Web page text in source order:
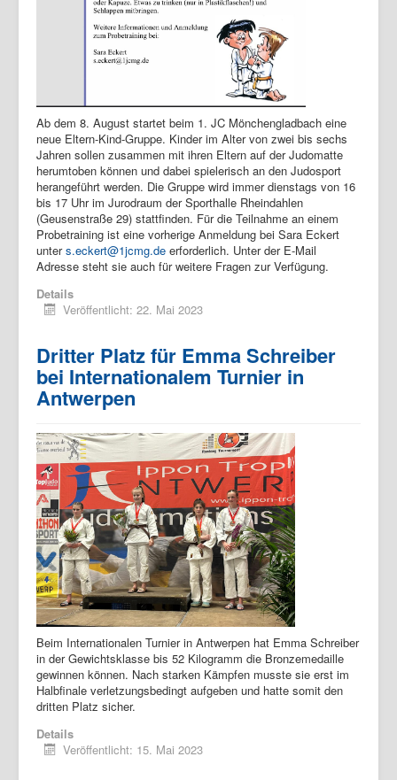
Ab dem 8. August startet beim 1. JC Mönchengladbach eine
neue Eltern-Kind-Gruppe. Kinder im Alter von zwei bis sechs
Jahren sollen zusammen mit ihren Eltern auf der Judomatte
herumtoben können und dabei spielerisch an den Judosport
herangeführt werden. Die Gruppe wird immer dienstags von 16
bis 17 Uhr im Jurodraum der Sporthalle Rheindahlen
(Geusenstraße 29) stattfinden. Für die Teilnahme an einem
Probetraining ist eine vorherige Anmeldung bei Sara Eckert
unters.eckert@1jcmg.de erforderlich. Unter der E-Mail
Adresse steht sie auch für weitere Fragen zur Verfügung.
Details
Veröffentlicht: 22. Mai 2023
Dritter Platz für Emma Schreiber
bei Internationalem Turnier in
Antwerpen
Beim Internationalen Turnier in Antwerpen hat Emma Schreiber
in der Gewichtsklasse bis 52 Kilogramm die Bronzemedaille
gewinnen können. Nach starken Kämpfen musste sie erst im
Halbfinale verletzungsbedingt aufgeben und hatte somit den
dritten Platz sicher.
Details
Veröffentlicht: 15. Mai 2023